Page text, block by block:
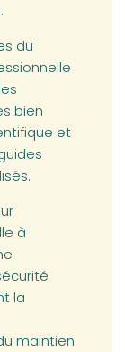
du
bien
et
à
la
maintien